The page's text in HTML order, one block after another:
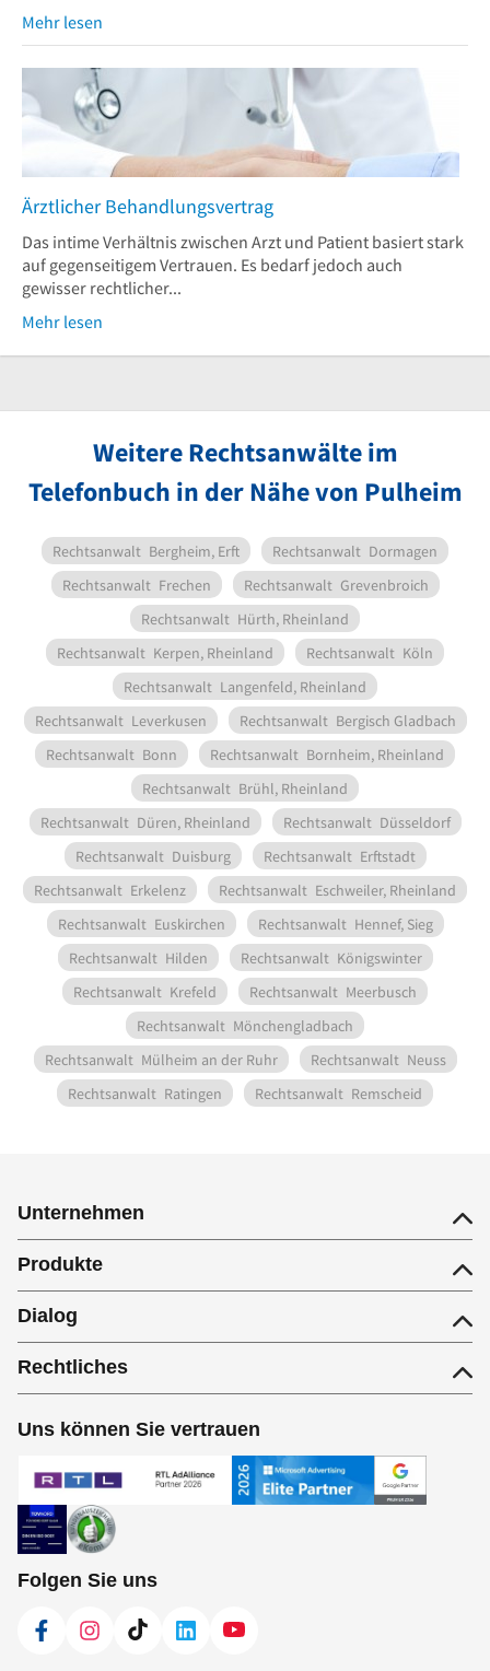
Mehr lesen
Ärztlicher Behandlungsvertrag
Das intime Verhältnis zwischen Arzt und Patient basiert stark
auf gegenseitigem Vertrauen. Es bedarf jedoch auch
gewisser rechtlicher...
Mehr lesen
Weitere Rechtsanwälte im
Telefonbuch in der Nähe von Pulheim
Rechtsanwalt Bergheim, Erft Rechtsanwalt Dormagen
Rechtsanwalt Frechen Rechtsanwalt Grevenbroich
Rechtsanwalt Hürth, Rheinland
Rechtsanwalt Kerpen, Rheinland Rechtsanwalt Köln
Rechtsanwalt Langenfeld, Rheinland
Rechtsanwalt Leverkusen Rechtsanwalt Bergisch Gladbach
Rechtsanwalt Bonn Rechtsanwalt Bornheim, Rheinland
Rechtsanwalt Brühl, Rheinland
Rechtsanwalt Düren, Rheinland Rechtsanwalt Düsseldorf
Rechtsanwalt Duisburg Rechtsanwalt Erftstadt
Rechtsanwalt Erkelenz Rechtsanwalt Eschweiler, Rheinland
Rechtsanwalt Euskirchen Rechtsanwalt Hennef, Sieg
Rechtsanwalt Hilden Rechtsanwalt Königswinter
Rechtsanwalt Krefeld Rechtsanwalt Meerbusch
Rechtsanwalt Mönchengladbach
Rechtsanwalt Mülheim an der Ruhr Rechtsanwalt Neuss
Rechtsanwalt Ratingen Rechtsanwalt Remscheid
Unternehmen
Produkte
Dialog
Rechtliches
Uns können Sie vertrauen
Folgen Sie uns